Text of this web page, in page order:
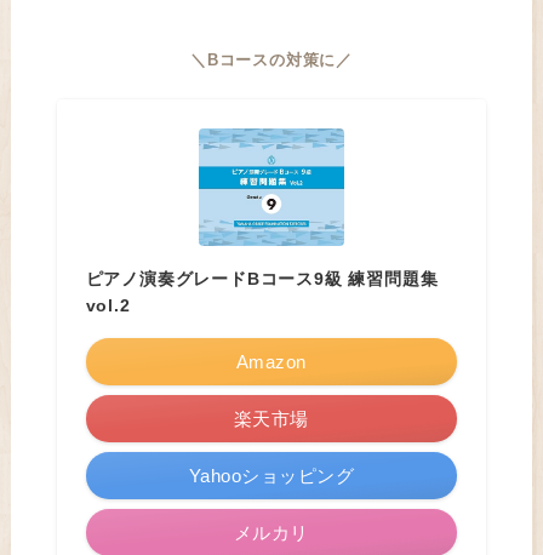
＼Bコースの対策に／
ピアノ演奏グレードBコース9級 練習問題集
vol.2
Amazon
楽天市場
Yahooショッピング
メルカリ